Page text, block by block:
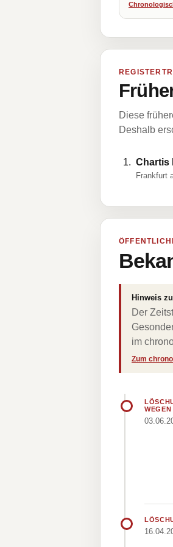
Diese
Deshalb
Chartis
Frankfurt
Hinweis
Der
im
Zum
WEGEN